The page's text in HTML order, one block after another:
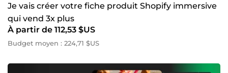
Je vais créer votre fiche produit Shopify immersive
qui vend 3x plus
À partir de 112,53 $US
Budget moyen : 224,71 $US